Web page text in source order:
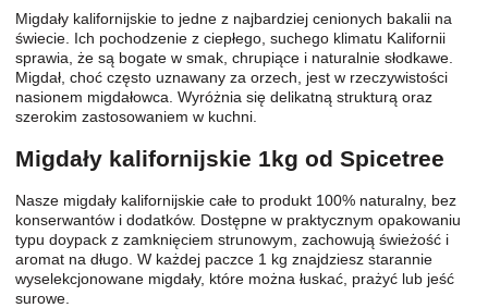
Migdały kalifornijskie to jedne z najbardziej cenionych bakalii na
świecie. Ich pochodzenie z ciepłego, suchego klimatu Kalifornii
sprawia, że są bogate w smak, chrupiące i naturalnie słodkawe.
Migdał, choć często uznawany za orzech, jest w rzeczywistości
nasionem migdałowca. Wyróżnia się delikatną strukturą oraz
szerokim zastosowaniem w kuchni.
Migdały kalifornijskie 1kg od Spicetree
Nasze migdały kalifornijskie całe to produkt 100% naturalny, bez
konserwantów i dodatków. Dostępne w praktycznym opakowaniu
typu doypack z zamknięciem strunowym, zachowują świeżość i
aromat na długo. W każdej paczce 1 kg znajdziesz starannie
wyselekcjonowane migdały, które można łuskać, prażyć lub jeść
surowe.